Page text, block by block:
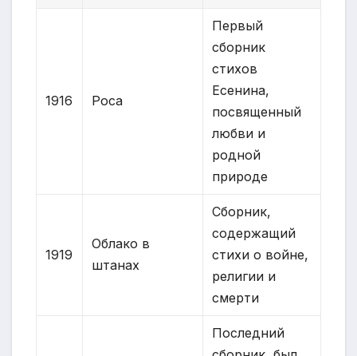
1916 Роса
Первый
сборник
стихов
Есенина,
посвященный
любви и
родной
природе
1919
Облако в
штанах
Сборник,
содержащий
стихи о войне,
религии и
смерти
Последний